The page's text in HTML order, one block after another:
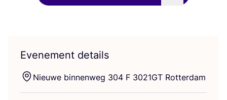
Evenement details
Nieu­we bin­nen­weg 304 F 3021GT Rotterdam